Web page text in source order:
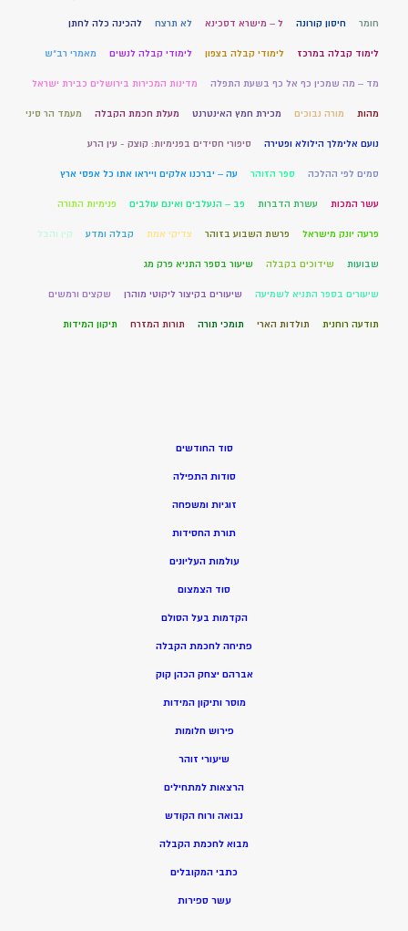
חומר חיסון קורונה ל – מישרא דסכינא לא תרצח להכינה כלה לחתן
לימוד קבלה במרכז לימודי קבלה בצפון לימודי קבלה לנשים מאמרי רב"ש
מד – מה שמכין כף אל כף בשעת התפלה מדינות המכירות בירושלים כבירת ישראל
מהות מורה נבוכים מכירת חמץ האינטרנט מעלת חכמת הקבלה מעמד הר סיני
נועם אלימלך הילולא ופטירה סיפורי חסידים בפנימיות: קוצק - עין הרע
סמים לפי ההלכה ספר הזוהר עה – יברכנו אלקים וייראו אתו כל אפסי ארץ
עשר המכות עשרת הדברות פב – הנעלבים ואינם עולבים פנימיות התורה
פרעה יונק מישראל פרשת השבוע בזוהר צדיקי אמת קבלה ומדע קין והבל
שבועות שידוכים בקבלה שיעור בספר התניא פרק מג
שיעורים בספר התניא לשמיעה שיעורים בקיצור ליקוטי מוהרן שקצים ורמשים
תודעה רוחנית תולדות הארי תומכי תורה תורות המזרח תיקון המידות
סוד החודשים
סודות התפילה
זוגיות ומשפחה
תורת החסידות
עולמות העליונים
סוד הצמצום
הקדמות בעל הסולם
פתיחה לחכמת הקבלה
אברהם יצחק הכהן קוק
מוסר ותיקון המידות
פירוש חלומות
שיעורי זוהר
הרצאות למתחילים
נבואה ורוח הקודש
מבוא לחכמת הקבלה
כתבי המקובלים
עשר ספירות